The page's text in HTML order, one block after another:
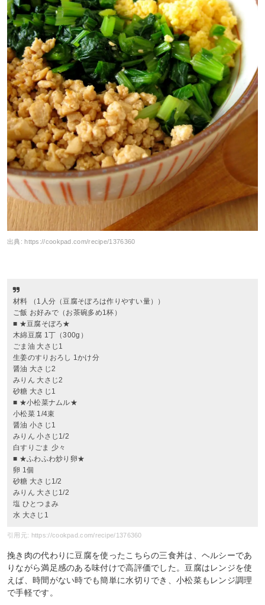
出典:https://cookpad.com/recipe/1376360
材料 （1人分（豆腐そぼろは作りやすい量））
ご飯 お好みで（お茶碗多め1杯）
■ ★豆腐そぼろ★
木綿豆腐 1丁（300g）
ごま油 大さじ1
生姜のすりおろし 1かけ分
醤油 大さじ2
みりん 大さじ2
砂糖 大さじ1
■ ★小松菜ナムル★
小松菜 1/4束
醤油 小さじ1
みりん 小さじ1/2
白すりごま 少々
■ ★ふわふわ炒り卵★
卵 1個
砂糖 大さじ1/2
みりん 大さじ1/2
塩 ひとつまみ
水 大さじ1
引用元: https://cookpad.com/recipe/1376360
挽き肉の代わりに豆腐を使ったこちらの三食丼は、ヘルシーであ
りながら満足感のある味付けで高評価でした。豆腐はレンジを使
えば、時間がない時でも簡単に水切りでき、小松菜もレンジ調理
で手軽です。